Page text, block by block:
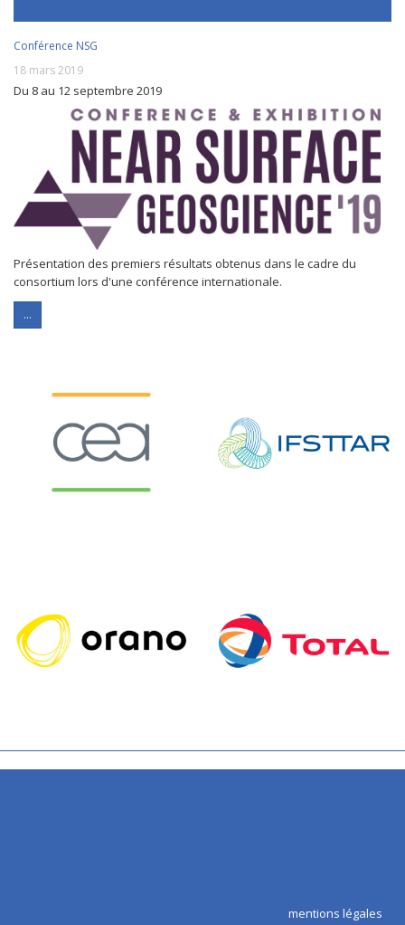
Conférence NSG
18 mars 2019
Du 8 au 12 septembre 2019
Présentation des premiers résultats obtenus dans le cadre du
consortium lors d'une conférence internationale.
...
mentions légales